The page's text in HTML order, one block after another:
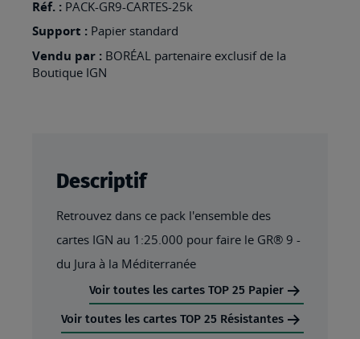
LA
MÉDITERRANÉE
Réf. : PACK-GR9-CARTES-25k
Support : Papier standard
Vendu par : BORÉAL partenaire exclusif de la
Boutique IGN
Descriptif
Retrouvez dans ce pack l'ensemble des
cartes IGN au 1:25.000 pour faire le GR® 9 -
du Jura à la Méditerranée
Voir toutes les cartes TOP 25 Papier
Voir toutes les cartes TOP 25 Résistantes